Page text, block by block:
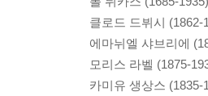
클로드 드뷔시 (1862-
에마뉘엘 샤브리에
모리스 라벨 (1875-
카미유 생상스 (1835-